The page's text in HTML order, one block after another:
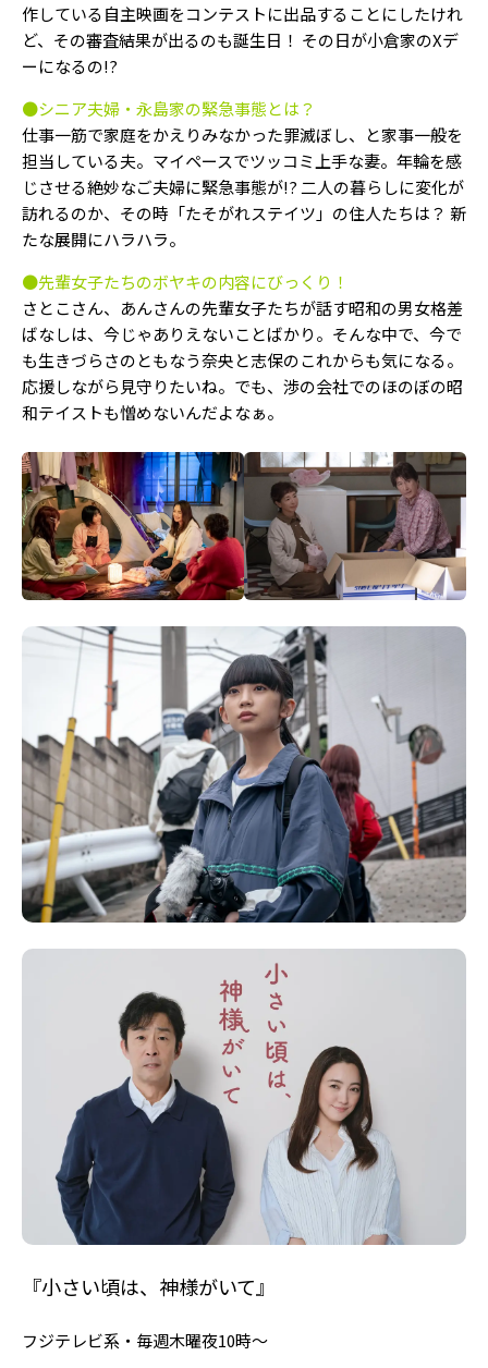
作している自主映画をコンテストに出品することにしたけれ
ど、その審査結果が出るのも誕生日！ その日が小倉家のXデ
ーになるの!?
●シニア夫婦・永島家の緊急事態とは？
仕事一筋で家庭をかえりみなかった罪滅ぼし、と家事一般を
担当している夫。マイペースでツッコミ上手な妻。年輪を感
じさせる絶妙なご夫婦に緊急事態が!? 二人の暮らしに変化が
訪れるのか、その時「たそがれステイツ」の住人たちは？ 新
たな展開にハラハラ。
●先輩女子たちのボヤキの内容にびっくり！
さとこさん、あんさんの先輩女子たちが話す昭和の男女格差
ばなしは、今じゃありえないことばかり。そんな中で、今で
も生きづらさのともなう奈央と志保のこれからも気になる。
応援しながら見守りたいね。でも、渉の会社でのほのぼの昭
和テイストも憎めないんだよなぁ。
『小さい頃は、神様がいて』
フジテレビ系・毎週木曜夜10時〜